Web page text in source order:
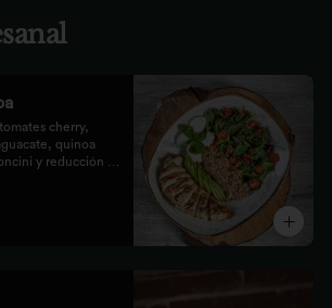
cherry,
quinoa
y reducción